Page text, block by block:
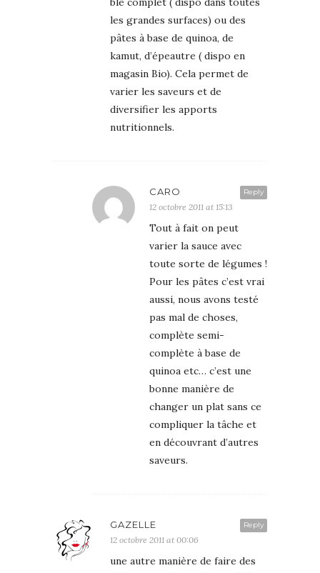
les grandes surfaces) ou des
pâtes à base de quinoa, de
kamut, d’épeautre ( dispo en
magasin Bio). Cela permet de
varier les saveurs et de
diversifier les apports
nutritionnels.
Reply
CARO
12 octobre 2011 at 15:13
Tout à fait on peut
varier la sauce avec
toute sorte de légumes !
Pour les pâtes c’est vrai
aussi, nous avons testé
pas mal de choses,
complète semi-
complète à base de
quinoa etc… c’est une
bonne manière de
changer un plat sans ce
compliquer la tâche et
en découvrant d’autres
saveurs.
Reply
GAZELLE
12 octobre 2011 at 00:06
une autre manière de faire des